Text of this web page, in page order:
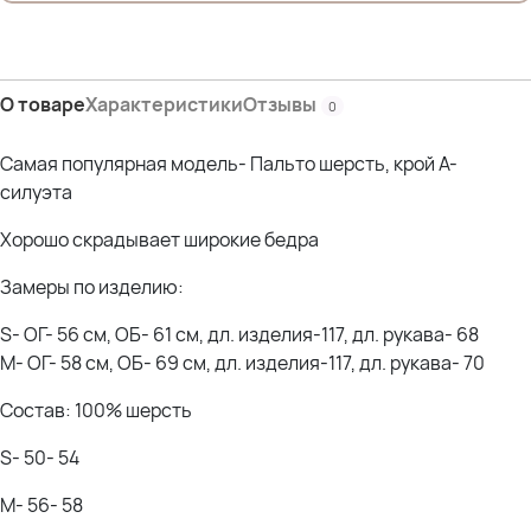
О товареХарактеристикиОтзывы 0
Самая популярная модель- Пальто шерсть, крой А-
силуэта
Хорошо скрадывает широкие бедра
Замеры по изделию:
S- ОГ- 56 см, ОБ- 61 см, дл. изделия-117, дл. рукава- 68
M- ОГ- 58 см, ОБ- 69 см, дл. изделия-117, дл. рукава- 70
Состав: 100% шерсть
S- 50- 54
М- 56- 58